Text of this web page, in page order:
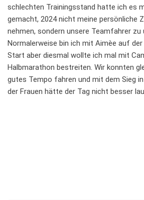
schlechten Trainingsstand hatte ich es
gemacht, 2024 nicht meine persönliche
nehmen, sondern unsere Teamfahrer
Normalerweise bin ich mit Aimèe auf
Start aber diesmal wollte ich mal mit
Halbmarathon bestreiten. Wir konnten
gutes Tempo fahren und mit dem Sieg
der Frauen hätte der Tag nicht besser